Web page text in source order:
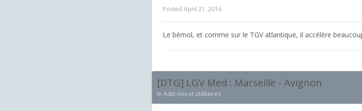
Posted April 21, 2016
Le bémol, et comme sur le TGV atlantique, il accélère
[DTG] LGV Med : Marseille - Avignon
in Add-ons et utilitaires